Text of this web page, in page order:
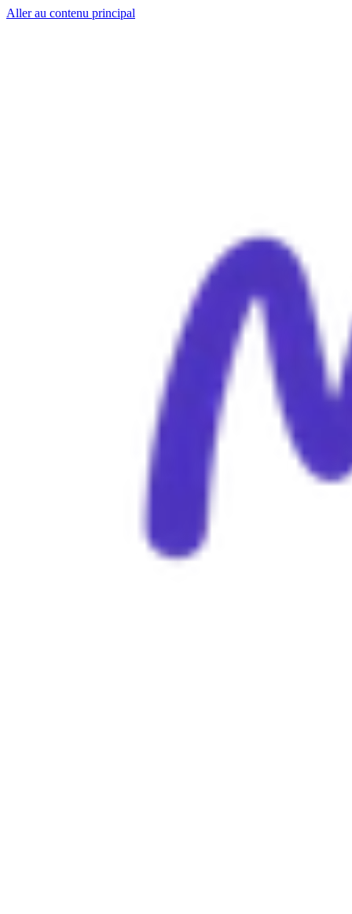
Aller au contenu principal